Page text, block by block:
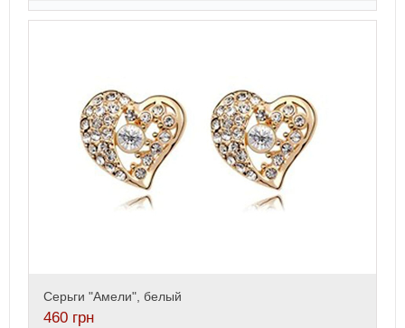
Серьги "Амели", белый
460 грн